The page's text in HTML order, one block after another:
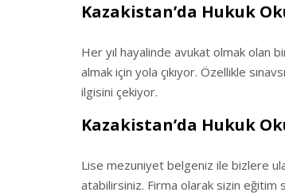
Kazakistan’da Hukuk
Her yıl hayalinde avukat olmak olan
almak için yola çıkıyor. Özellikle
ilgisini çekiyor.
Kazakistan’da Hukuk
Lise mezuniyet belgeniz ile bizlere
atabilirsiniz. Firma olarak sizin eğitim